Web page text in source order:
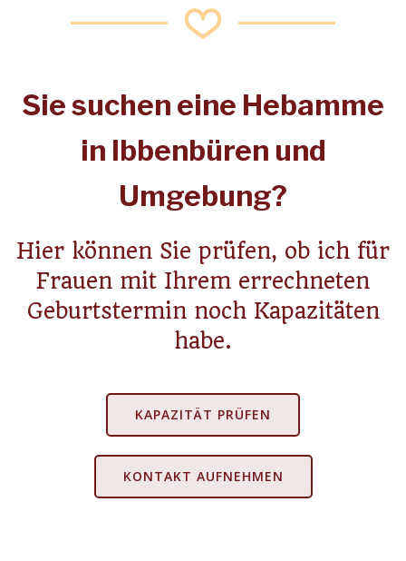
Sie suchen eine Hebamme
in Ibbenbüren und
Umgebung?
Hier können Sie prüfen, ob ich für
Frauen mit Ihrem errechneten
Geburtstermin noch Kapazitäten
habe.
KAPAZITÄT PRÜFEN
KONTAKT AUFNEHMEN